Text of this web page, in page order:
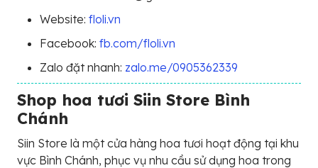
Website: floli.vn
Facebook: fb.com/floli.vn
Zalo đặt nhanh: zalo.me/0905362339
Shop hoa tươi Siin Store Bình
Chánh
Siin Store là một cửa hàng hoa tươi hoạt động tại khu
vực Bình Chánh, phục vụ nhu cầu sử dụng hoa trong